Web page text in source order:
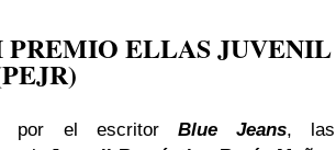
PREMIO ELLAS JUVENIL
por el escritor Blue Jeans, las